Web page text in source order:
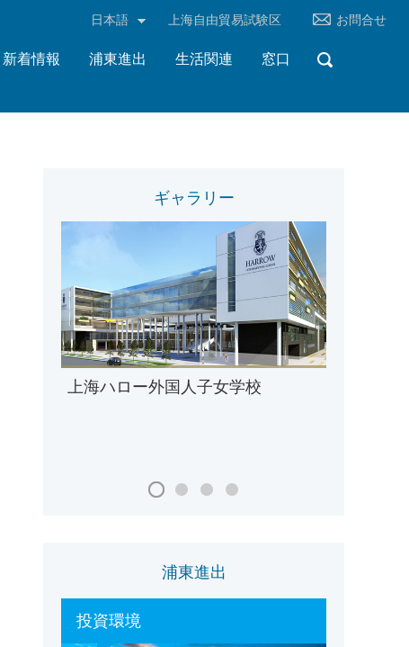
日本語 上海自由貿易試験区 お問合せ
新着情報 浦東進出 生活関連 窓口
ギャラリー
上海ハロー外国人子女学校
浦東進出
投資環境